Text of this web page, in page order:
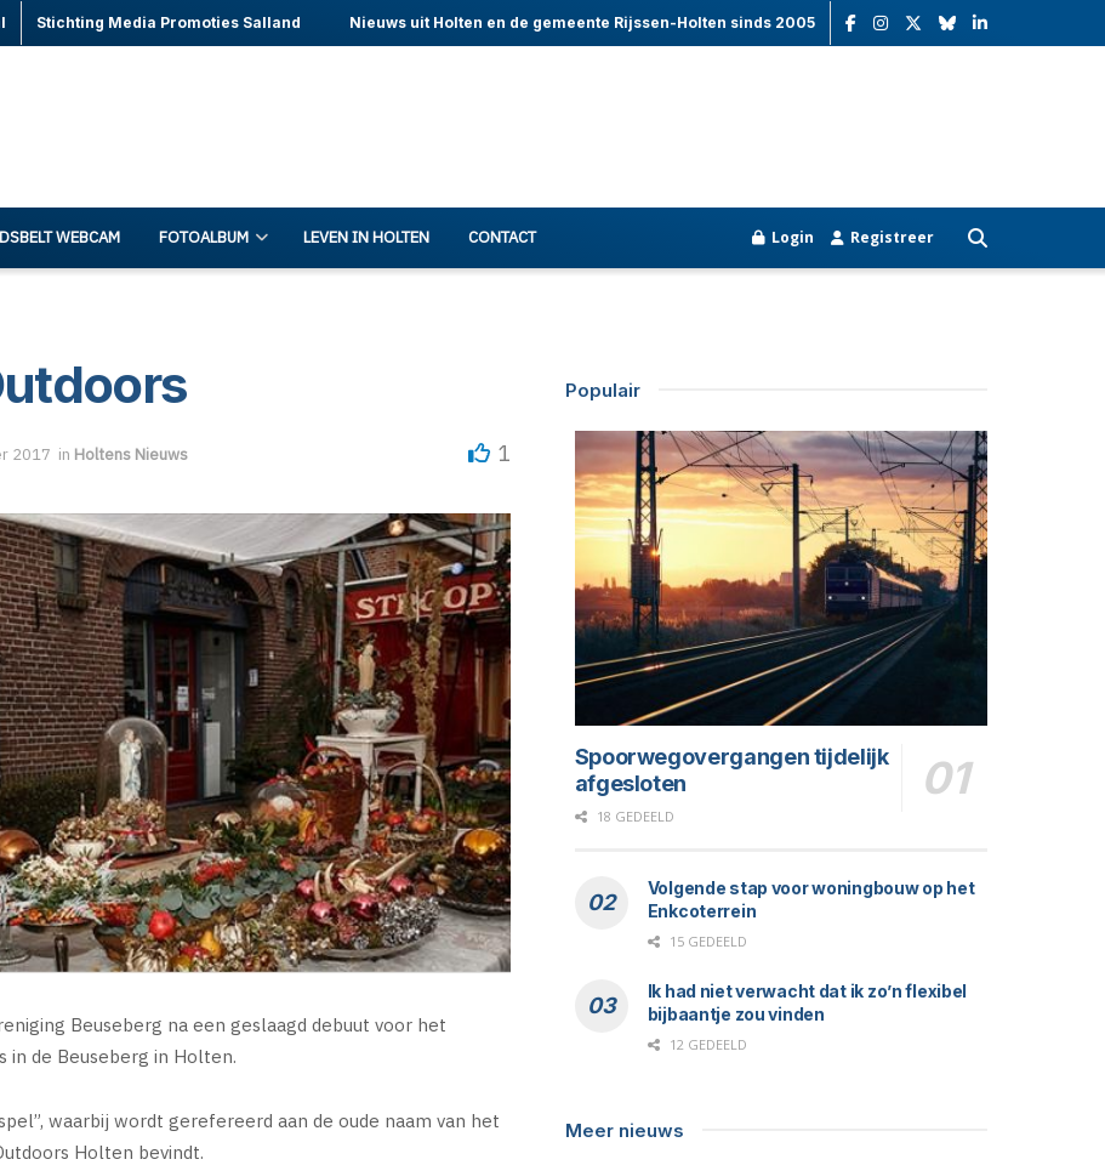
Stichting Media Promoties Salland Nieuws uit Holten en de gemeente Rijssen-Holten sinds 2005
WEBCAM FOTOALBUM LEVEN IN HOLTEN CONTACT Login Registreer
2017 in Holtens Nieuws 1
Beuseberg na een geslaagd debuut voor het
de Beuseberg in Holten.
waarbij wordt gerefereerd aan de oude naam van het
Holten bevindt.
Populair
Spoorwegovergangen tijdelijk
afgesloten
18 GEDEELD
Volgende stap voor woningbouw op het
Enkcoterrein
15 GEDEELD
Ik had niet verwacht dat ik zo’n flexibel
bijbaantje zou vinden
12 GEDEELD
Meer nieuws